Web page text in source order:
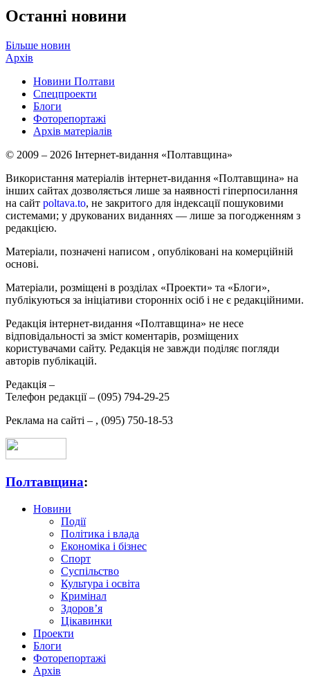
Останні новини
Більше новин
Архів
Новини Полтави
Спецпроекти
Блоги
Фоторепортажі
Архів матеріалів
© 2009 – 2026 Інтернет-видання «Полтавщина»
Використання матеріалів інтернет-видання «Полтавщина» на
інших сайтах дозволяється лише за наявності гіперпосилання
на сайт poltava.to, не закритого для індексації пошуковими
системами; у друкованих виданнях — лише за погодженням з
редакцією.
Матеріали, позначені написом , опубліковані на комерційній
основі.
Матеріали, розміщені в розділах «Проекти» та «Блоги»,
публікуються за ініціативи сторонніх осіб і не є редакційними.
Редакція інтернет-видання «Полтавщина» не несе
відповідальності за зміст коментарів, розміщених
користувачами сайту. Редакція не завжди поділяє погляди
авторів публікацій.
Редакція –
Телефон редакції – (095) 794-29-25
Реклама на сайті – , (095) 750-18-53
Полтавщина:
Новини
Події
Політика і влада
Економіка і бізнес
Спорт
Суспільство
Культура і освіта
Кримінал
Здоров’я
Цікавинки
Проекти
Блоги
Фоторепортажі
Архів